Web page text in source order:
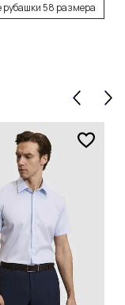
58 размера